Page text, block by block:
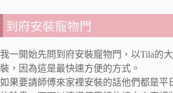
到府安裝寵物門
我一開始先問到府安裝寵物門，以Tila的大
裝，因為這是最快速方便的方式。
如果要請師傅來家裡安裝的話他們都是